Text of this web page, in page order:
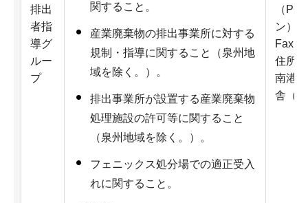
排出
者指
導グ
ルー
プ
関すること。
産業廃棄物の排出事業所に対する
規制・指導に関すること（泉州地
域を除く。）。
排出事業所が設置する産業廃棄物
処理施設の許可等に関すること
（泉州地域を除く。）。
フェニックス処分場での適正受入
れに関すること。
（
ン）
Fax：
住所
南港
舎（